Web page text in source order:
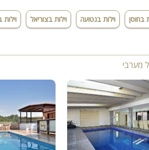
בחוסן וילות בנטועה וילות בצוריאל
מערבי